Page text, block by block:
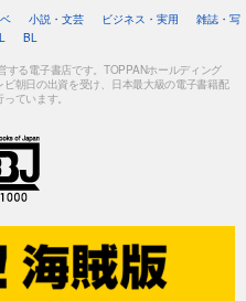
小説・文芸 ビジネス・実用
雑誌・写
BL
る電子書店です。TOPPANホールディング
朝日の出資を受け、日本最大級の電子書籍配
ています。